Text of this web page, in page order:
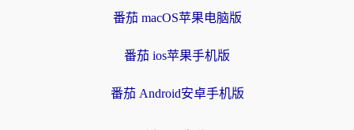
番茄 macOS苹果电脑版
番茄 ios苹果手机版
番茄 Android安卓手机版